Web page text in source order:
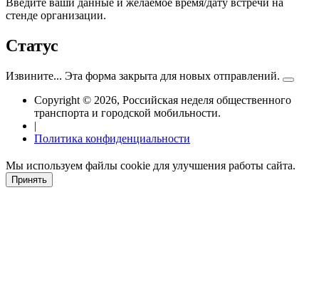
Введите ваши данные и желаемое время/дату встречи на
стенде организации.
Статус
Извините... Эта форма закрыта для новых отправлений.
Copyright © 2026, Российская неделя общественного
транспорта и городской мобильности.
|
Политика конфиденциальности
Мы используем файлы cookie для улучшения работы сайта.
Принять